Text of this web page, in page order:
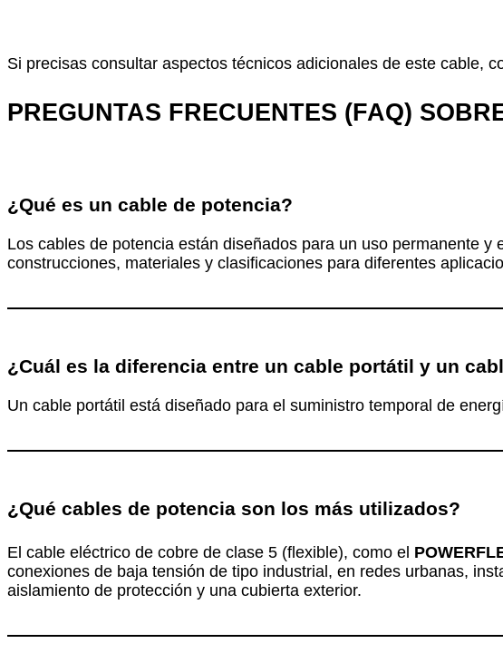
Si precisas consultar aspectos técnicos adicionales de este cable,
PREGUNTAS FRECUENTES (FAQ)
¿Qué es un cable de potencia?
Los cables de potencia están diseñados para un uso permanente
construcciones, materiales y clasificaciones para diferentes
¿Cuál es la diferencia entre un cable portátil y un
Un cable portátil está diseñado para el suministro temporal de
¿Qué cables de potencia son los más utilizados?
El cable eléctrico de cobre de clase 5 (flexible), como el
conexiones de baja tensión de tipo industrial, en redes urbanas,
aislamiento de protección y una cubierta exterior.